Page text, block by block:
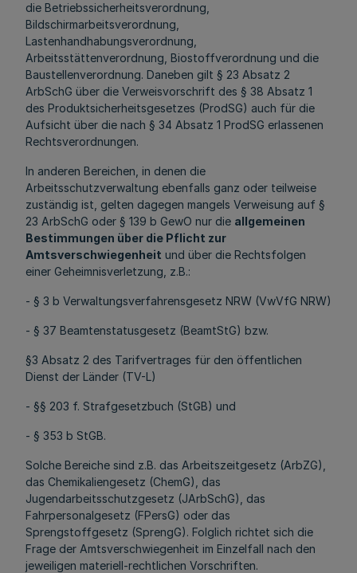
die Betriebssicherheitsverordnung,
Bildschirmarbeitsverordnung,
Lastenhandhabungsverordnung,
Arbeitsstättenverordnung, Biostoffverordnung und die
Baustellenverordnung. Daneben gilt § 23 Absatz 2
ArbSchG über die Verweisvorschrift des § 38 Absatz 1
des Produktsicherheitsgesetzes (ProdSG) auch für die
Aufsicht über die nach § 34 Absatz 1 ProdSG erlassenen
Rechtsverordnungen.
In anderen Bereichen, in denen die
Arbeitsschutzverwaltung ebenfalls ganz oder teilweise
zuständig ist, gelten dagegen mangels Verweisung auf §
23 ArbSchG oder § 139 b GewO nur die allgemeinen
Bestimmungen über die Pflicht zur
Amtsverschwiegenheit und über die Rechtsfolgen
einer Geheimnisverletzung, z.B.:
- § 3 b Verwaltungsverfahrensgesetz NRW (VwVfG NRW)
- § 37 Beamtenstatusgesetz (BeamtStG) bzw.
§3 Absatz 2 des Tarifvertrages für den öffentlichen
Dienst der Länder (TV-L)
- §§ 203 f. Strafgesetzbuch (StGB) und
- § 353 b StGB.
Solche Bereiche sind z.B. das Arbeitszeitgesetz (ArbZG),
das Chemikaliengesetz (ChemG), das
Jugendarbeitsschutzgesetz (JArbSchG), das
Fahrpersonalgesetz (FPersG) oder das
Sprengstoffgesetz (SprengG). Folglich richtet sich die
Frage der Amtsverschwiegenheit im Einzelfall nach den
jeweiligen materiell-rechtlichen Vorschriften.